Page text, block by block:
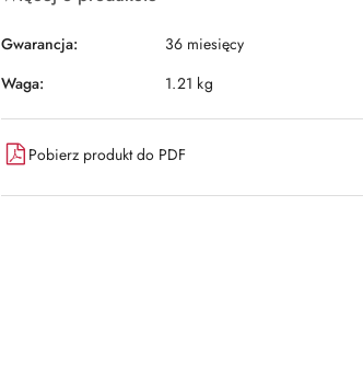
Gwarancja:
36 miesięcy
Waga:
1.21 kg
Pobierz produkt do PDF